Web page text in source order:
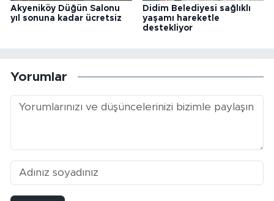
Akyeniköy Düğün Salonu
yıl sonuna kadar ücretsiz
Didim Belediyesi sağlıklı
yaşamı hareketle
destekliyor
Yorumlar